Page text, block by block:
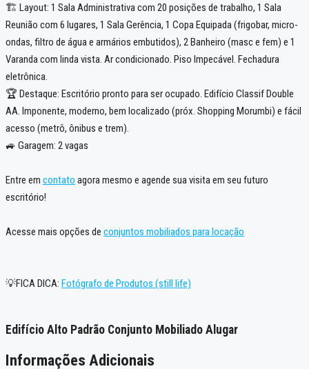
🏗️ Layout: 1 Sala Administrativa com 20 posições de trabalho, 1 Sala
Reunião com 6 lugares, 1 Sala Gerência, 1 Copa Equipada (frigobar, micro-
ondas, filtro de água e armários embutidos), 2 Banheiro (masc e fem) e 1
Varanda com linda vista. Ar condicionado. Piso Impecável. Fechadura
eletrônica.
🏆 Destaque: Escritório pronto para ser ocupado. Edifício Classif Double
AA. Imponente, moderno, bem localizado (próx. Shopping Morumbi) e fácil
acesso (metrô, ônibus e trem).
🚙 Garagem: 2 vagas
Entre em contato agora mesmo e agende sua visita em seu futuro
escritório!
Acesse mais opções de conjuntos mobiliados para locação
💡FICA DICA: Fotógrafo de Produtos (still life)
Edifício Alto Padrão Conjunto Mobiliado Alugar
Informações Adicionais